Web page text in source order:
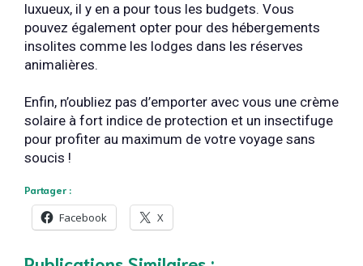
luxueux, il y en a pour tous les budgets. Vous
pouvez également opter pour des hébergements
insolites comme les lodges dans les réserves
animalières.
Enfin, n’oubliez pas d’emporter avec vous une crème
solaire à fort indice de protection et un insectifuge
pour profiter au maximum de votre voyage sans
soucis !
Partager :
Facebook X